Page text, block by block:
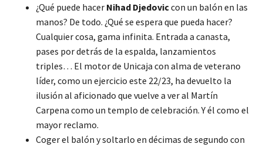
¿Qué puede hacer Nihad Djedoviccon un balón en las
manos? De todo. ¿Qué se espera que pueda hacer?
Cualquier cosa, gama infinita. Entrada a canasta,
pases por detrás de la espalda, lanzamientos
triples… El motor de Unicaja con alma de veterano
líder, como un ejercicio este 22/23, ha devuelto la
ilusión al aficionado que vuelve a ver al Martín
Carpena como un templo de celebración. Y él como el
mayor reclamo.
Coger el balón y soltarlo en décimas de segundo con